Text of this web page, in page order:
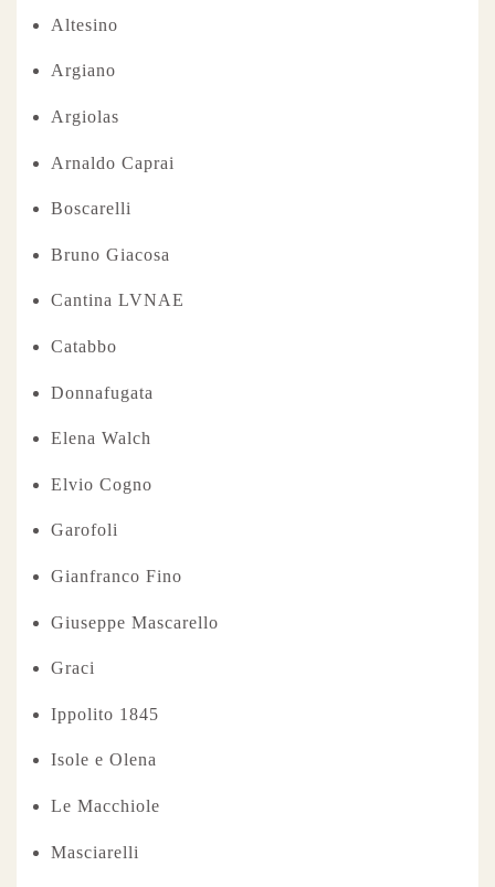
Altesino
Argiano
Argiolas
Arnaldo Caprai
Boscarelli
Bruno Giacosa
Cantina LVNAE
Catabbo
Donnafugata
Elena Walch
Elvio Cogno
Garofoli
Gianfranco Fino
Giuseppe Mascarello
Graci
Ippolito 1845
Isole e Olena
Le Macchiole
Masciarelli